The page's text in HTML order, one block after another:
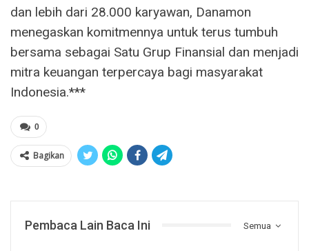
dan lebih dari 28.000 karyawan, Danamon
menegaskan komitmennya untuk terus tumbuh
bersama sebagai Satu Grup Finansial dan menjadi
mitra keuangan terpercaya bagi masyarakat
Indonesia.***
0
Bagikan
Semua
Pembaca Lain Baca Ini